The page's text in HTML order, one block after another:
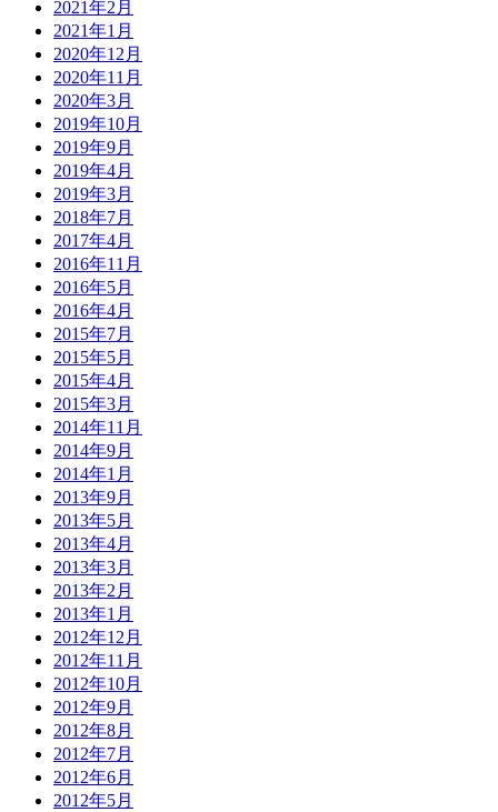
2021年2月
2021年1月
2020年12月
2020年11月
2020年3月
2019年10月
2019年9月
2019年4月
2019年3月
2018年7月
2017年4月
2016年11月
2016年5月
2016年4月
2015年7月
2015年5月
2015年4月
2015年3月
2014年11月
2014年9月
2014年1月
2013年9月
2013年5月
2013年4月
2013年3月
2013年2月
2013年1月
2012年12月
2012年11月
2012年10月
2012年9月
2012年8月
2012年7月
2012年6月
2012年5月